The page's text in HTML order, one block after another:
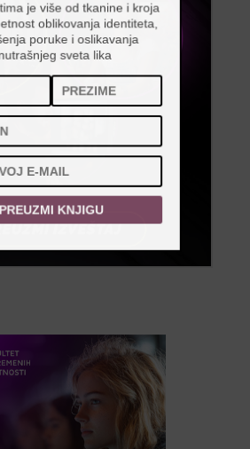
je više od tkanine i kroja
oblikovanja identiteta,
poruke i oslikavanja
sveta lika
PREUZMI KNJIGU